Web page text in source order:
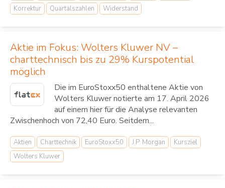
Korrektur
Quartalszahlen Widerstand
Aktie im Fokus: Wolters Kluwer NV –
charttechnisch bis zu 29% Kurspotential
möglich
Die im EuroStoxx50 enthaltene Aktie von
Wolters Kluwer notierte am 17. April 2026
auf einem hier für die Analyse relevanten
Zwischenhoch von 72,40 Euro. Seitdem...
Aktien Charttechnik EuroStoxx50 J.P. Morgan
Kursziel
Wolters Kluwer